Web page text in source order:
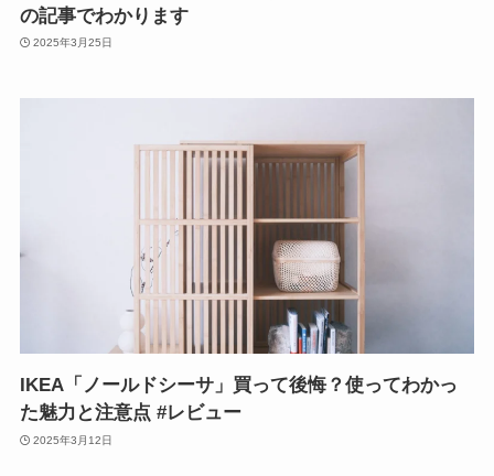
の記事でわかります
2025年3月25日
IKEA「ノールドシーサ」買って後悔？使ってわかっ
た魅力と注意点 #レビュー
2025年3月12日